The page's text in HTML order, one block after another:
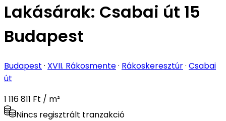
Lakásárak: Csabai út 15
Budapest
Budapest · XVII. Rákosmente· Rákoskeresztúr· Csabai
út
1 116 811 Ft / m²
Nincs regisztrált tranzakció